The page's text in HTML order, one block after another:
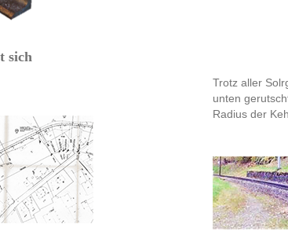
sich
Trotz aller
unten
Radius der